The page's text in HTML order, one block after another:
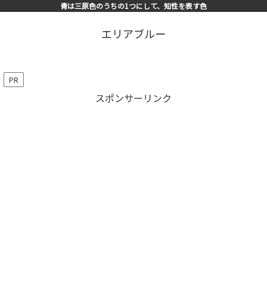
青は三原色のうちの1つにして、知性を表す色
エリアブルー
PR
スポンサーリンク